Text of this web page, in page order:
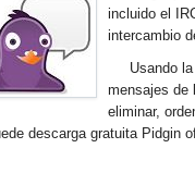
incluido el
intercambio
Usando
mensajes de
eliminar,
descarga gratuita Pidgin